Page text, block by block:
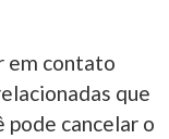
em contato
que
pode cancelar o